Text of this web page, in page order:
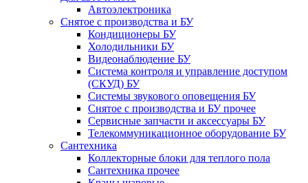
Автоэлектроника
Снятое с производства и БУ
Кондиционеры БУ
Холодильники БУ
Видеонаблюдение БУ
Система контроля и управление доступом
(СКУД) БУ
Системы звукового оповещения БУ
Снятое с производства и БУ прочее
Сервисные запчасти и аксессуары БУ
Телекоммуникационное оборудование БУ
Сантехника
Коллекторные блоки для теплого пола
Сантехника прочее